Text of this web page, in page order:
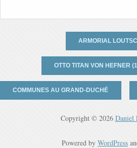
ARMORIAL
OTTO TITAN VON HEFNER
COMMUNES AU GRAND-DUCHÉ
Copyright © 2026 Daniel
Powered by WordPress